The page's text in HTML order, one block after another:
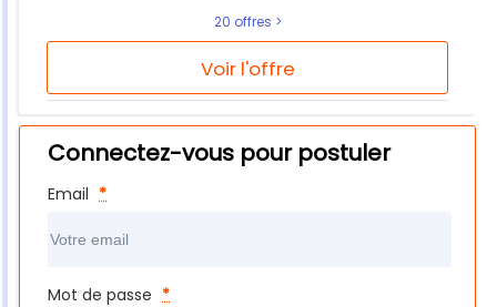
Voir l'offre
20 offres
Connectez-vous pour postuler
Email *
Mot de passe *